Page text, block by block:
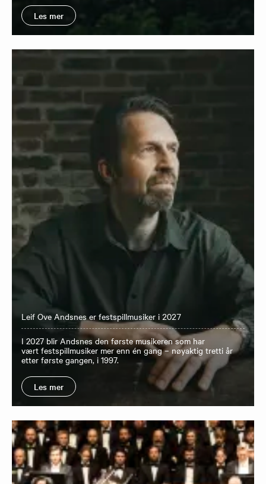
Les mer
Leif Ove Andsnes er festspillmusiker i 2027
I 2027 blir Andsnes den første musikeren som har
vært festspillmusiker mer enn én gang – nøyaktig tretti år
etter første gangen, i 1997.
Les mer